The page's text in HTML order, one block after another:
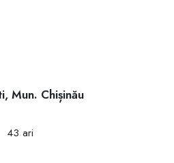
Mun. Chișinău
43 ari